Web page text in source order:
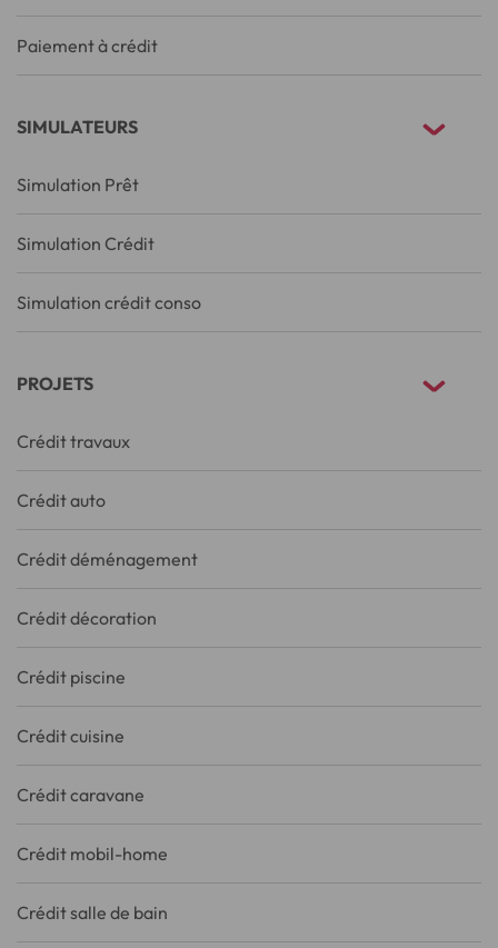
Paiement à crédit
SIMULATEURS
Simulation Prêt
Simulation Crédit
Simulation crédit conso
PROJETS
Crédit travaux
Crédit auto
Crédit déménagement
Crédit décoration
Crédit piscine
Crédit cuisine
Crédit caravane
Crédit mobil-home
Crédit salle de bain